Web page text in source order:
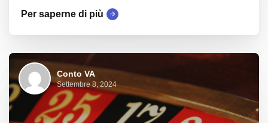
Per saperne di più
Conto VA
Settembre 8, 2024